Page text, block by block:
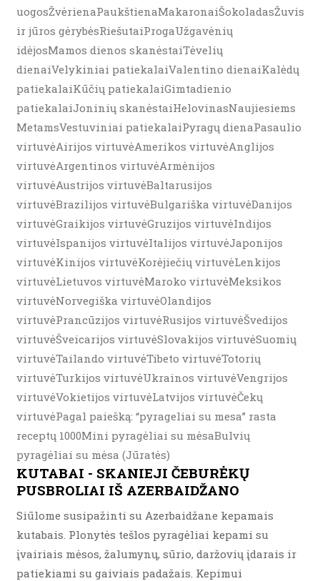
uogosŽvėrienaPaukštienaMakaronaiŠokoladasŽuvis
ir jūros gėrybėsRiešutaiProgaUžgavėnių
idėjosMamos dienos skanėstaiTėvelių
dienaiVelykiniai patiekalaiValentino dienaiKalėdų
patiekalaiKūčių patiekalaiGimtadienio
patiekalaiJoninių skanėstaiHelovinasNaujiesiems
MetamsVestuviniai patiekalaiPyragų dienaPasaulio
virtuvėAirijos virtuvėAmerikos virtuvėAnglijos
virtuvėArgentinos virtuvėArmėnijos
virtuvėAustrijos virtuvėBaltarusijos
virtuvėBrazilijos virtuvėBulgariška virtuvėDanijos
virtuvėGraikijos virtuvėGruzijos virtuvėIndijos
virtuvėIspanijos virtuvėItalijos virtuvėJaponijos
virtuvėKinijos virtuvėKorėjiečių virtuvėLenkijos
virtuvėLietuvos virtuvėMaroko virtuvėMeksikos
virtuvėNorvegiška virtuvėOlandijos
virtuvėPrancūzijos virtuvėRusijos virtuvėŠvedijos
virtuvėŠveicarijos virtuvėSlovakijos virtuvėSuomių
virtuvėTailando virtuvėTibeto virtuvėTotorių
virtuvėTurkijos virtuvėUkrainos virtuvėVengrijos
virtuvėVokietijos virtuvėLatvijos virtuvėČekų
virtuvėPagal paiešką: “pyrageliai su mesa” rasta
receptų 1000Mini pyragėliai su mėsaBulvių
pyragėliai su mėsa (Jūratės)
KUTABAI - SKANIEJI ČEBURĖKŲ
PUSBROLIAI IŠ AZERBAIDŽANO
Siūlome susipažinti su Azerbaidžane kepamais
kutabais. Plonytės tešlos pyragėliai kepami su
įvairiais mėsos, žalumynų, sūrio, daržovių įdarais ir
patiekiami su gaiviais padažais. Kepimui